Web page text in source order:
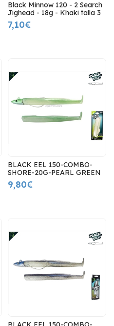
Black Minnow 120 - 2 Search
Jighead - 18g - Khaki talla 3
7,10€
BLACK EEL 150-COMBO-
SHORE-20G-PEARL GREEN
9,80€